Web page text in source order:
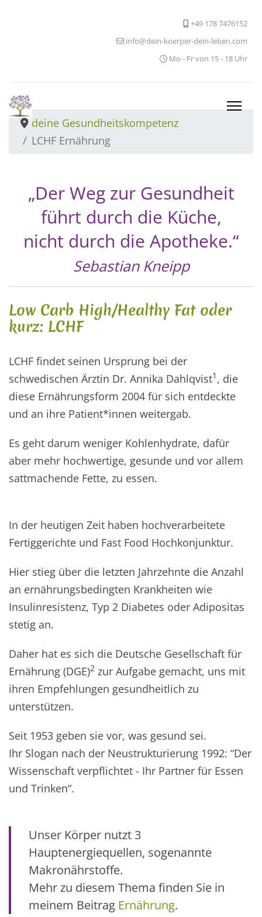
+49 178 7476152
info@dein-koerper-dein-leben.com
Mo - Fr von 15 - 18 Uhr
deine Gesundheitskompetenz
LCHF Ernährung
„Der Weg zur Gesundheit
führt durch die Küche,
nicht durch die Apotheke.“
Sebastian Kneipp
Low Carb High/Healthy Fat oder
kurz: LCHF
LCHF findet seinen Ursprung bei der
schwedischen Ärztin Dr. Annika Dahlqvist1 , die
diese Ernährungsform 2004 für sich entdeckte
und an ihre Patient*innen weitergab.
Es geht darum weniger Kohlenhydrate, dafür
aber mehr hochwertige, gesunde und vor allem
sattmachende Fette, zu essen.
In der heutigen Zeit haben hochverarbeitete
Fertiggerichte und Fast Food Hochkonjunktur.
Hier stieg über die letzten Jahrzehnte die Anzahl
an ernährungsbedingten Krankheiten wie
Insulinresistenz, Typ 2 Diabetes oder Adipositas
stetig an.
Daher hat es sich die Deutsche Gesellschaft für
Ernährung (DGE)2 zur Aufgabe gemacht, uns mit
ihren Empfehlungen gesundheitlich zu
unterstützen.
Seit 1953 geben sie vor, was gesund sei.
Ihr Slogan nach der Neustrukturierung 1992: “Der
Wissenschaft verpflichtet - Ihr Partner für Essen
und Trinken“.
Unser Körper nutzt 3
Hauptenergiequellen, sogenannte
Makronährstoffe.
Mehr zu diesem Thema finden Sie in
meinem Beitrag Ernährung.